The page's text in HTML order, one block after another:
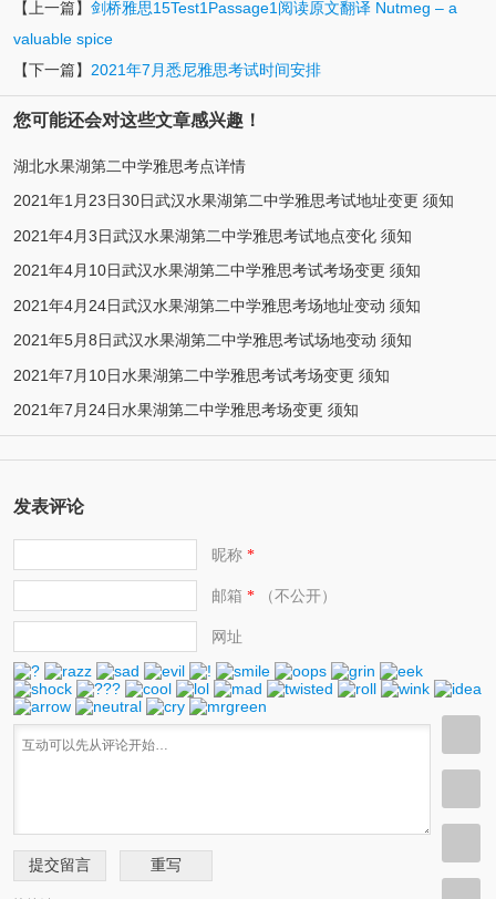
【上一篇】 剑桥雅思15Test1Passage1阅读原文翻译 Nutmeg – a
valuable spice
【下一篇】 2021年7月悉尼雅思考试时间安排
您可能还会对这些文章感兴趣！
湖北水果湖第二中学雅思考点详情
2021年1月23日30日武汉水果湖第二中学雅思考试地址变更 须知
2021年4月3日武汉水果湖第二中学雅思考试地点变化 须知
2021年4月10日武汉水果湖第二中学雅思考试考场变更 须知
2021年4月24日武汉水果湖第二中学雅思考场地址变动 须知
2021年5月8日武汉水果湖第二中学雅思考试场地变动 须知
2021年7月10日水果湖第二中学雅思考试考场变更 须知
2021年7月24日水果湖第二中学雅思考场变更 须知
发表评论
昵称*
邮箱 *（不公开）
网址